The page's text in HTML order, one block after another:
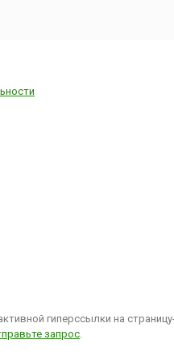
гиперссылки на
запрос.